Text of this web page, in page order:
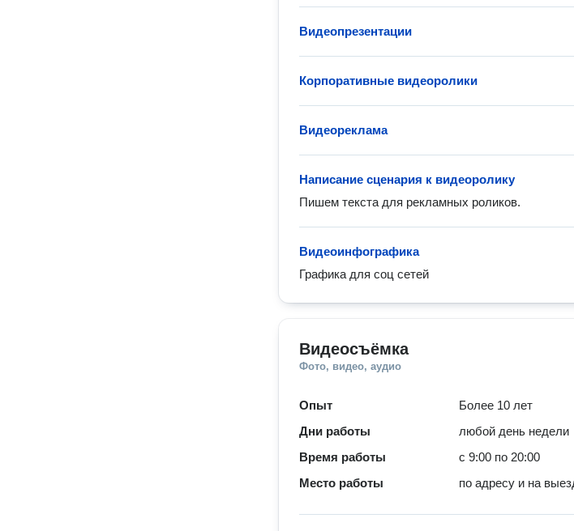
Видеопрезентации
Корпоративные видеоролики
Видеореклама
Написание сценария к видеоролику
Пишем текста для рекламных роликов.
Видеоинфографика
Графика для соц сетей
Видеосъёмка
Фото, видео, аудио
Опыт
Более 10 лет
Дни работы
любой день недели
Время работы
с 9:00 по 20:00
Место работы
по адресу и на